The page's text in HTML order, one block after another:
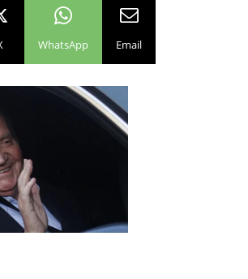
WhatsApp Email